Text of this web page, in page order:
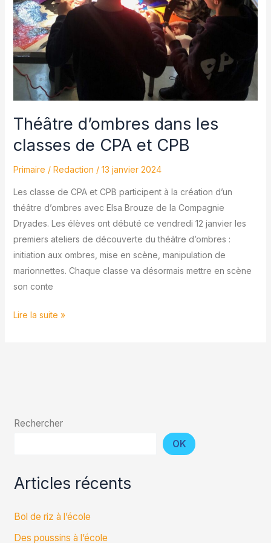
Théâtre d’ombres dans les
classes de CPA et CPB
Primaire / Redaction / 13 janvier 2024
Les classe de CPA et CPB participent à la création d’un
théâtre d’ombres avec Elsa Brouze de la Compagnie
Dryades. Les élèves ont débuté ce vendredi 12 janvier les
premiers ateliers de découverte du théâtre d’ombres :
initiation aux ombres, mise en scène, manipulation de
marionnettes. Chaque classe va désormais mettre en scène
son conte
Lire la suite »
Rechercher
OK
Articles récents
Bol de riz à l’école
Des poussins à l’école